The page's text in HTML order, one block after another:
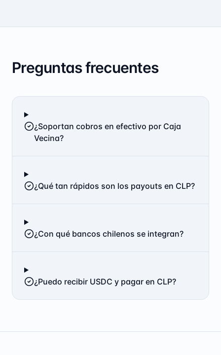
Preguntas frecuentes
¿Soportan cobros en efectivo por Caja
Vecina?
¿Qué tan rápidos son los payouts en CLP?
¿Con qué bancos chilenos se integran?
¿Puedo recibir USDC y pagar en CLP?